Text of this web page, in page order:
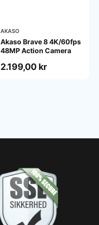
AKASO
Akaso Brave 8 4K/60fps
48MP Action Camera
2.199,00 kr